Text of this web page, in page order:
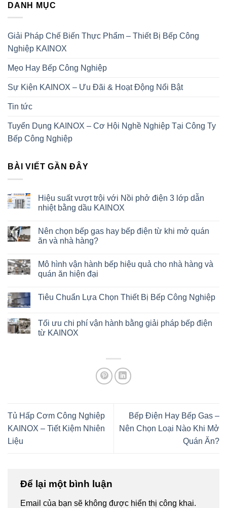
DANH MỤC
Giải Pháp Chế Biến Thực Phẩm – Thiết Bị Bếp Công
Nghiệp KAINOX
Mẹo Hay Bếp Công Nghiệp
Sự Kiện KAINOX – Ưu Đãi & Hoạt Động Nổi Bật
Tin tức
Tuyển Dụng KAINOX – Cơ Hội Nghề Nghiệp Tại Công Ty
Bếp Công Nghiệp
BÀI VIẾT GẦN ĐÂY
Hiệu suất vượt trội với Nồi phở điện 3 lớp dẫn
nhiệt bằng dầu KAINOX
Nên chọn bếp gas hay bếp điện từ khi mở quán
ăn và nhà hàng?
Mô hình vận hành bếp hiệu quả cho nhà hàng và
quán ăn hiện đại
Tiêu Chuẩn Lựa Chọn Thiết Bị Bếp Công Nghiệp
Tối ưu chi phí vận hành bằng giải pháp bếp điện
từ KAINOX
Tủ Hấp Cơm Công Nghiệp
KAINOX – Tiết Kiệm Nhiên
Liệu
Bếp Điện Hay Bếp Gas –
Nên Chọn Loại Nào Khi Mở
Quán Ăn?
Để lại một bình luận
Email của bạn sẽ không được hiển thị công khai.